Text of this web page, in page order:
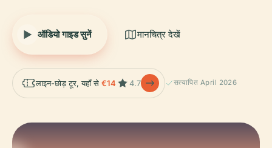
ऑडियो गाइड सुनें मानचित्र देखें
लाइन-छोड़ टूर, यहाँ से €14 4.7 सत्यापित April 2026